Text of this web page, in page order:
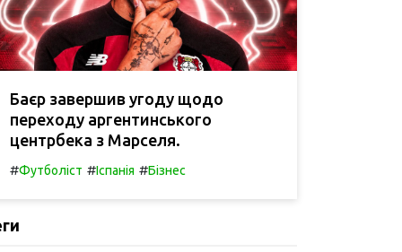
Баєр завершив угоду щодо
переходу аргентинського
центрбека з Марселя.
#Футболіст #Іспанія #Бізнес